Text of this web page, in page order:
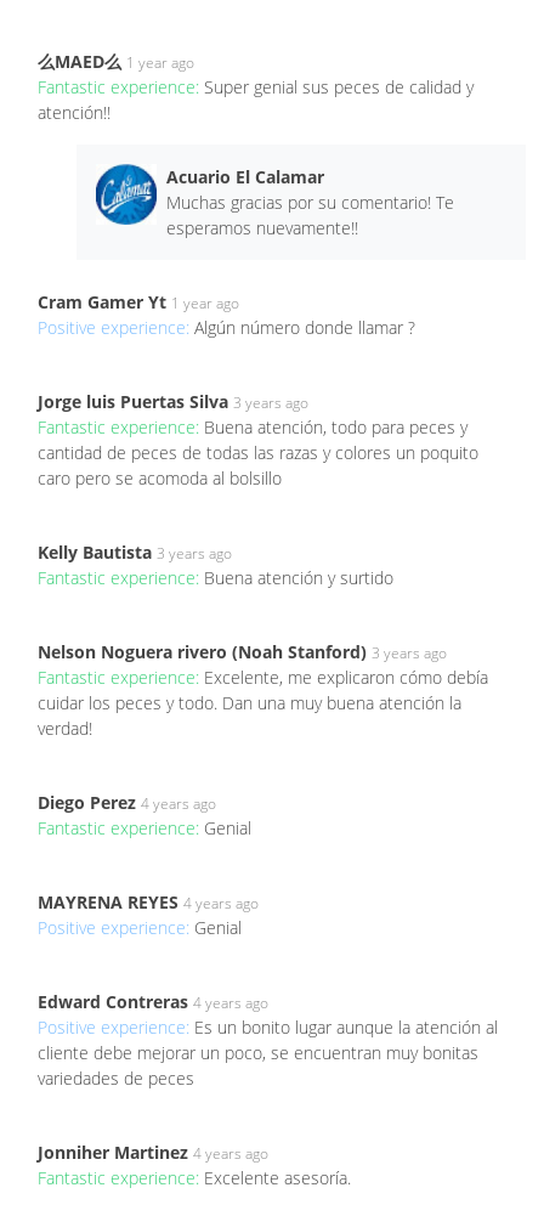
么MAED么 1 year ago
Fantastic experience: Super genial sus peces de calidad y
atención!!
Acuario El Calamar
Muchas gracias por su comentario! Te
esperamos nuevamente!!
Cram Gamer Yt 1 year ago
Positive experience: Algún número donde llamar ?
Jorge luis Puertas Silva 3 years ago
Fantastic experience: Buena atención, todo para peces y
cantidad de peces de todas las razas y colores un poquito
caro pero se acomoda al bolsillo
Kelly Bautista 3 years ago
Fantastic experience: Buena atención y surtido
Nelson Noguera rivero (Noah Stanford) 3 years ago
Fantastic experience: Excelente, me explicaron cómo debía
cuidar los peces y todo. Dan una muy buena atención la
verdad!
Diego Perez 4 years ago
Fantastic experience: Genial
MAYRENA REYES 4 years ago
Positive experience: Genial
Edward Contreras 4 years ago
Positive experience: Es un bonito lugar aunque la atención al
cliente debe mejorar un poco, se encuentran muy bonitas
variedades de peces
Jonniher Martinez 4 years ago
Fantastic experience: Excelente asesoría.